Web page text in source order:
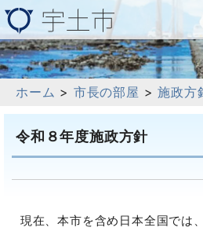
ホーム > 市長の部屋 >施政方
令和８年度施政方針
現在、本市を含め日本全国では